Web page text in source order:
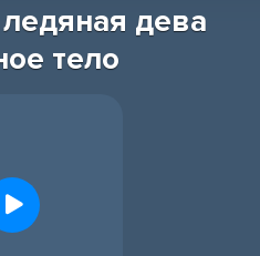
дева
тело